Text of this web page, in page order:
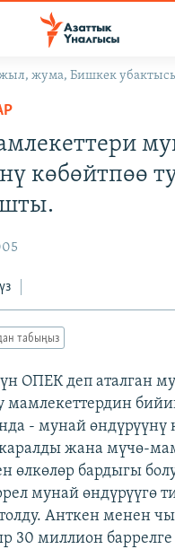
сайттары
жыл, жума, Бишкек
көбөйтпөө
табыңыз
ОПЕК деп аталган
мамлекеттердин
- мунай өндүрүүнү
жана мүчө-
өлкөлөр бардыгы
мунай өндүрүүгө
Анткен менен
30 миллион